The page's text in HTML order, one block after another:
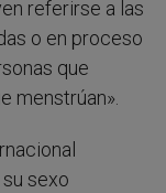
referirse a las
o en proceso
que
menstrúan».
sexo